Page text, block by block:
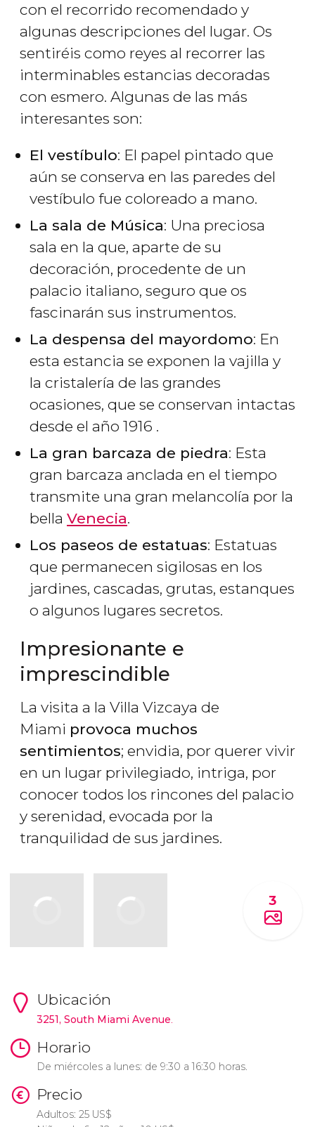
con el recorrido recomendado y
algunas descripciones del lugar. Os
sentiréis como reyes al recorrer las
interminables estancias decoradas
con esmero. Algunas de las más
interesantes son:
El vestíbulo: El papel pintado que
aún se conserva en las paredes del
vestíbulo fue coloreado a mano.
La sala de Música: Una preciosa
sala en la que, aparte de su
decoración, procedente de un
palacio italiano, seguro que os
fascinarán sus instrumentos.
La despensa del mayordomo: En
esta estancia se exponen la vajilla y
la cristalería de las grandes
ocasiones, que se conservan intactas
desde el año 1916 .
La gran barcaza de piedra: Esta
gran barcaza anclada en el tiempo
transmite una gran melancolía por la
bella Venecia.
Los paseos de estatuas: Estatuas
que permanecen sigilosas en los
jardines, cascadas, grutas, estanques
o algunos lugares secretos.
Impresionante e
imprescindible
La visita a la Villa Vizcaya de
Miami provoca muchos
sentimientos; envidia, por querer vivir
en un lugar privilegiado, intriga, por
conocer todos los rincones del palacio
y serenidad, evocada por la
tranquilidad de sus jardines.
3
Ubicación
3251, South Miami Avenue
Horario
De miércoles a lunes: de 9:30 a 16:30 horas.
Precio
Adultos: 25 US$